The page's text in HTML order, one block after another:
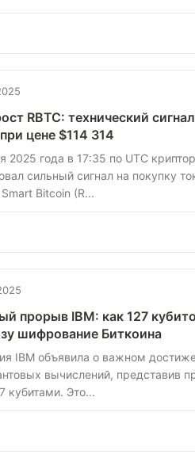
RBTC: технический
цене $114 314
2025 года в 17:35 по UTC
сильный сигнал на покупку
Bitcoin (R...
прорыв IBM: как 127
шифрование Биткоина
IBM объявила о важном
вычислений, представив
кубитами. Это...